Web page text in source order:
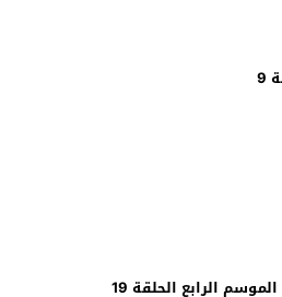
الرابع الحلقة 19